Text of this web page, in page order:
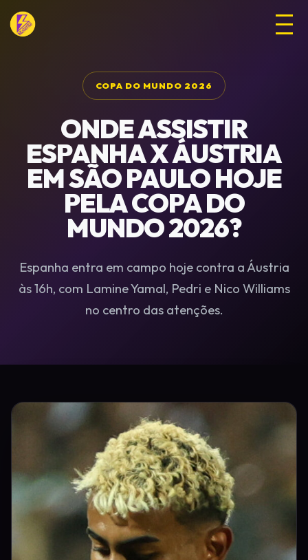
COPA DO MUNDO 2026
ONDE ASSISTIR
ESPANHA X ÁUSTRIA
EM SÃO PAULO HOJE
PELA COPA DO
MUNDO 2026?
Espanha entra em campo hoje contra a Áustria
às 16h, com Lamine Yamal, Pedri e Nico Williams
no centro das atenções.